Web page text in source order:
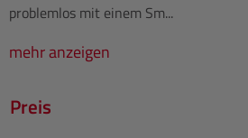
problemlos mit einem Sm...
mehr anzeigen
Preis